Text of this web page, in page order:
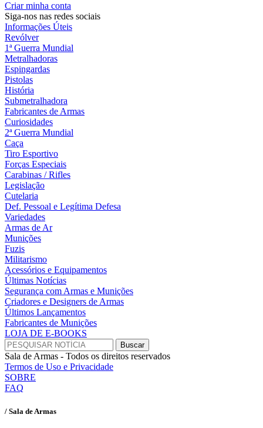
Criar minha conta
Siga-nos nas redes sociais
Informações Úteis
Revólver
1ª Guerra Mundial
Metralhadoras
Espingardas
Pistolas
História
Submetralhadora
Fabricantes de Armas
Curiosidades
2ª Guerra Mundial
Caça
Tiro Esportivo
Forças Especiais
Carabinas / Rifles
Legislação
Cutelaria
Def. Pessoal e Legítima Defesa
Variedades
Armas de Ar
Munições
Fuzis
Militarismo
Acessórios e Equipamentos
Últimas Notícias
Segurança com Armas e Munições
Criadores e Designers de Armas
Últimos Lançamentos
Fabricantes de Munições
LOJA DE E-BOOKS
Sala de Armas - Todos os direitos reservados
Termos de Uso e Privacidade
SOBRE
FAQ
/ Sala de Armas